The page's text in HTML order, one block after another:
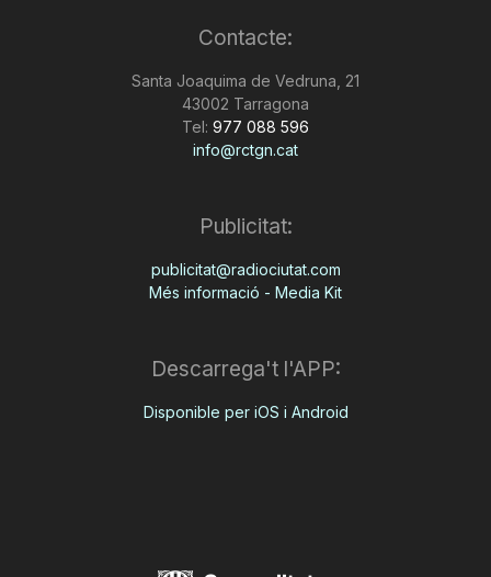
Contacte:
Santa Joaquima de Vedruna, 21
43002 Tarragona
Tel: 977 088 596
info@rctgn.cat
Publicitat:
publicitat@radiociutat.com
Més informació - Media Kit
Descarrega't l'APP:
Disponible per iOS i Android